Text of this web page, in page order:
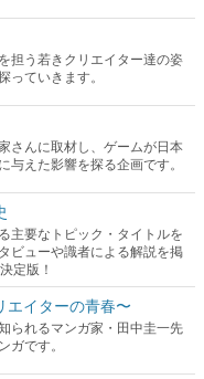
担う若きクリエイター達の姿
っていきます。
さんに取材し、ゲームが日本
えた影響を探る企画です。
主要なトピック・タイトルを
ビューや識者による解説を掲
定版！
エイターの青春〜
られるマンガ家・田中圭一先
です。